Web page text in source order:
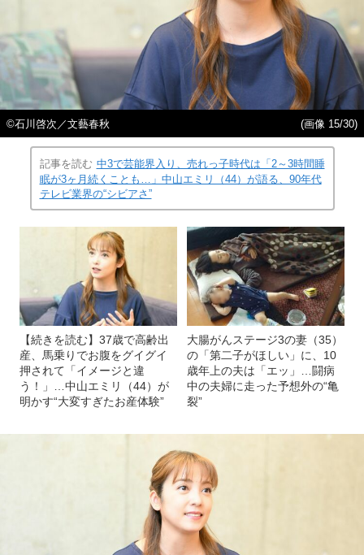
©石川啓次／文藝春秋 (画像 15/30)
記事を読む 中3で芸能界入り、売れっ子時代は「2～3時間睡
眠が3ヶ月続くことも…」中山エミリ（44）が語る、90年代
テレビ業界の“シビアさ”
【続きを読む】37歳で高齢出
産、馬乗りでお腹をグイグイ
押されて「イメージと違
う！」…中山エミリ（44）が
明かす“大変すぎたお産体験”
大腸がんステージ3の妻（35）
の「第二子がほしい」に、10
歳年上の夫は「エッ」…闘病
中の夫婦に走った予想外の“亀
裂”